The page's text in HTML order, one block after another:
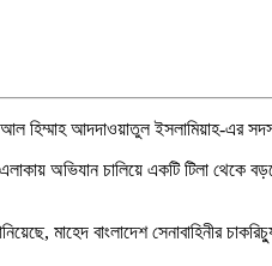
হিম্মাহ আদদাওয়াতুল ইসলামিয়াহ-এর
অভিযান চালিয়ে একটি টিলা থেকে
মাহেদ বাংলাদেশ সেনাবাহিনীর